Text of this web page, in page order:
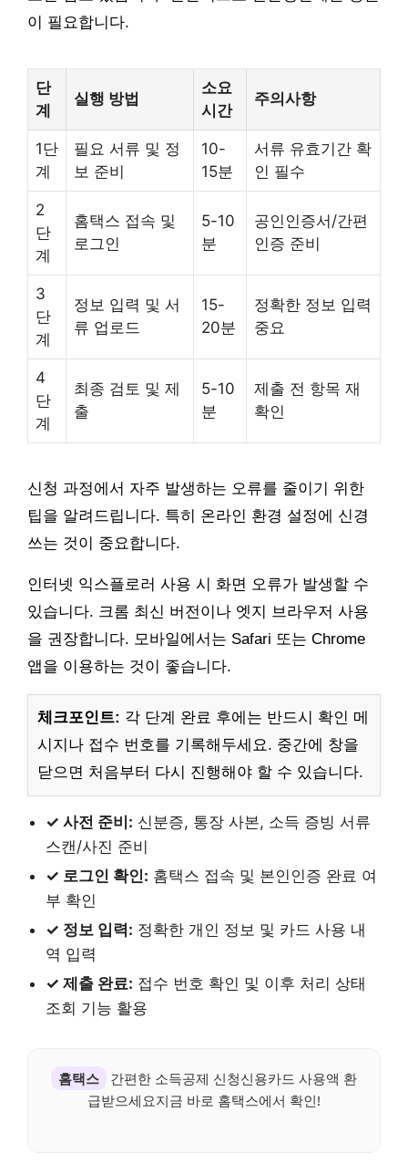
이 필요합니다.
단
계
실행 방법
소요
시간
주의사항
1단
계
필요 서류 및 정
보 준비
10-
15분
서류 유효기간 확
인 필수
2
단
계
홈택스 접속 및
로그인
5-10
분
공인인증서/간편
인증 준비
3
단
계
정보 입력 및 서
류 업로드
15-
20분
정확한 정보 입력
중요
4
단
계
최종 검토 및 제
출
5-10
분
제출 전 항목 재
확인
신청 과정에서 자주 발생하는 오류를 줄이기 위한
팁을 알려드립니다. 특히 온라인 환경 설정에 신경
쓰는 것이 중요합니다.
인터넷 익스플로러 사용 시 화면 오류가 발생할 수
있습니다. 크롬 최신 버전이나 엣지 브라우저 사용
을 권장합니다. 모바일에서는 Safari 또는 Chrome
앱을 이용하는 것이 좋습니다.
체크포인트: 각 단계 완료 후에는 반드시 확인 메
시지나 접수 번호를 기록해두세요. 중간에 창을
닫으면 처음부터 다시 진행해야 할 수 있습니다.
✓ 사전 준비: 신분증, 통장 사본, 소득 증빙 서류
스캔/사진 준비
✓ 로그인 확인: 홈택스 접속 및 본인인증 완료 여
부 확인
✓ 정보 입력: 정확한 개인 정보 및 카드 사용 내
역 입력
✓ 제출 완료: 접수 번호 확인 및 이후 처리 상태
조회 기능 활용
홈택스
간편한 소득공제 신청신용카드 사용액 환
급받으세요지금 바로 홈택스에서 확인!